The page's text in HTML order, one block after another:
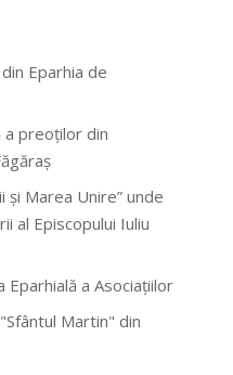
Eparhia de
a preoților din
și Marea Unire” unde
al Episcopului Iuliu
a Asociațiilor
Martin" din